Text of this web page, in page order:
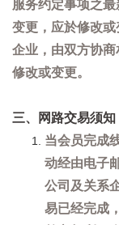
服务约定事项之
变更，应於修改
企业，由双方协
修改或变更。
三、网路交易须知
当会员完成
动经由电子
公司及关系
易已经完成